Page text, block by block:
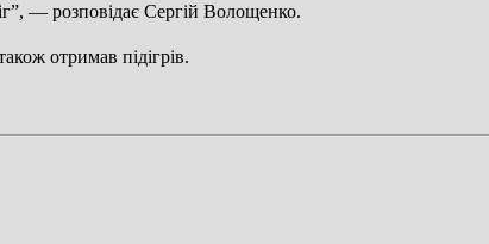
— розповідає Сергій Волощенко.
отримав підігрів.